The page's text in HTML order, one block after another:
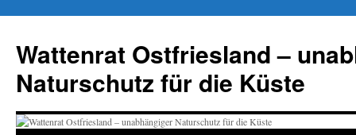
springen
Wattenrat Ostfriesland –
Naturschutz für die Küste